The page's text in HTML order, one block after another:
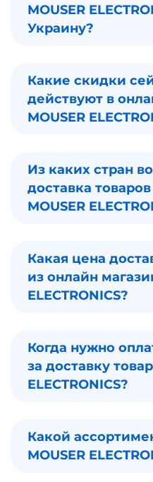
MOUSER
Украину?
Какие скидки
действуют в
MOUSER
Из каких стран
доставка
MOUSER
Какая цена
из онлайн
ELECTRONICS?
Когда нужно
за доставку
ELECTRONICS?
Какой
MOUSER